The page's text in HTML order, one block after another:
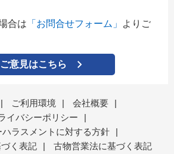
合は 「お問合せフォーム」
よりご
ご意見はこちら
| ご利用環境 | 会社概要
|
イバシーポリシー
|
ハラスメントに対する方針
|
く表記
| 古物営業法に基づく表記